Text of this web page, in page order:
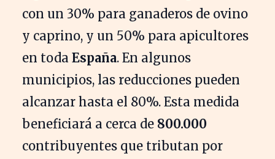
con un 30% para ganaderos de ovino
y caprino, y un 50% para apicultores
en toda España. En algunos
municipios, las reducciones pueden
alcanzar hasta el 80%. Esta medida
beneficiará a cerca de 800.000
contribuyentes que tributan por